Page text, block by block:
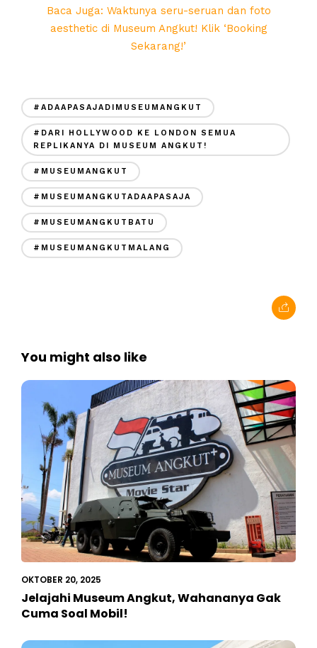
Baca Juga: Waktunya seru-seruan dan foto
aesthetic di Museum Angkut! Klik ‘Booking
Sekarang!’
#ADAAPASAJADIMUSEUMANGKUT
#DARI HOLLYWOOD KE LONDON SEMUA
REPLIKANYA DI MUSEUM ANGKUT!
#MUSEUMANGKUT
#MUSEUMANGKUTADAAPASAJA
#MUSEUMANGKUTBATU
#MUSEUMANGKUTMALANG
You might also like
OKTOBER 20, 2025
Jelajahi Museum Angkut, Wahananya Gak
Cuma Soal Mobil!